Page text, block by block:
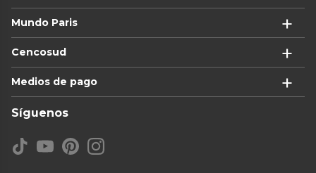
Mundo Paris
Cencosud
Medios de pago
Síguenos